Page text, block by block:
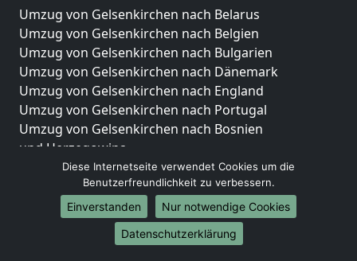
Umzug von Gelsenkirchen nach Belarus
Umzug von Gelsenkirchen nach Belgien
Umzug von Gelsenkirchen nach Bulgarien
Umzug von Gelsenkirchen nach Dänemark
Umzug von Gelsenkirchen nach England
Umzug von Gelsenkirchen nach Portugal
Umzug von Gelsenkirchen nach Bosnien
und Herzegowina
Umzug von Gelsenkirchen nach Irland
Umzug von Gelsenkirchen nach Lettland
Umzug von Gelsenkirchen nach Zypern
Umzug von Gelsenkirchen nach Kroatien
Umzug von Gelsenkirchen nach Estland
Diese Internetseite verwendet Cookies um die
Benutzerfreundlichkeit zu verbessern.
Einverstanden
Nur notwendige Cookies
Datenschutzerklärung